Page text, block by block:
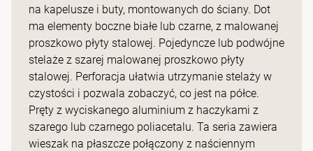
na kapelusze i buty, montowanych do ściany. Dot
ma elementy boczne białe lub czarne, z malowanej
proszkowo płyty stalowej. Pojedyncze lub podwójne
stelaże z szarej malowanej proszkowo płyty
stalowej. Perforacja ułatwia utrzymanie stelaży w
czystości i pozwala zobaczyć, co jest na półce.
Pręty z wyciskanego aluminium z haczykami z
szarego lub czarnego poliacetalu. Ta seria zawiera
wieszak na płaszcze połączony z naściennym